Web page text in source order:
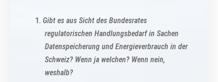
Gibt es aus Sicht des Bundesrates
regulatorischen Handlungsbedarf in Sachen
Datenspeicherung und Energieverbrauch in der
Schweiz? Wenn ja welchen? Wenn nein,
weshalb?